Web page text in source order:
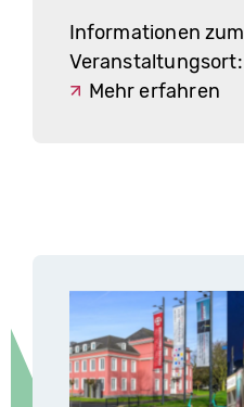
Informationen zum
Veranstaltungsort:
Mehr erfahren